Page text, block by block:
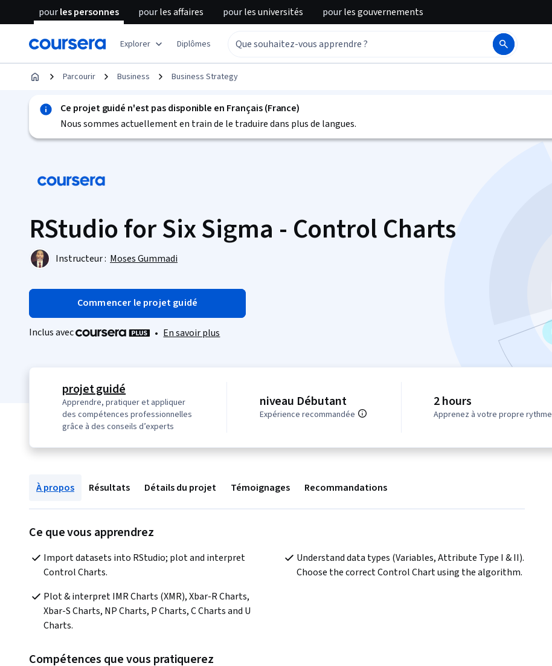
pourles personnes pourles affaires pourles universités pourles gouvernements
Explorer Diplômes
Parcourir Business Business Strategy
Ce projet guidé n'est pas disponible en Français (France)
Nous sommes actuellement en train de le traduire dans plus de langues.
RStudio for Six Sigma - Control Charts
Instructeur : Moses Gummadi
Commencer le projet guidé
Inclus avec • En savoir plus
projet guidé
Apprendre, pratiquer et appliquer
des compétences professionnelles
grâce à des conseils d’experts
niveau Débutant
Expérience recommandée
2 hours
Apprenez à votre propre rythme
À propos Résultats Détails du projet Témoignages Recommandations
Ce que vous apprendrez
Import datasets into RStudio; plot and interpret
Control Charts.
Understand data types (Variables, Attribute Type I & II).
Choose the correct Control Chart using the algorithm.
Plot & interpret IMR Charts (XMR), Xbar-R Charts,
Xbar-S Charts, NP Charts, P Charts, C Charts and U
Charts.
Compétences que vous pratiquerez